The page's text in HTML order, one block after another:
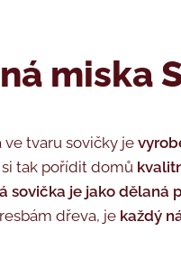
miska
ve tvaru sovičky je
si tak pořídit domů
sovička je jako dělaná
dřeva, je každý